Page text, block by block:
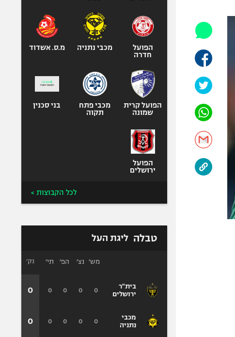
אופניים
ספורט מוטורי
כדורמים
בייסבול MLB
ספורט אתגרי
אומנויות לחימה
הפועל
חדרה
מכבי נתניה מ.ס. אשדוד
הפועל קרית
שמונה
מכבי פתח
תקוה
בני סכנין
הפועל
ירושלים
לכל הקבוצות >
טבלה ליגת העל
בית"ר
ירושלים
מכבי
נתניה
מש׳ נצ׳ הפ׳ תי׳
0
0
0
0
0
0
0
0
נק׳
0
0